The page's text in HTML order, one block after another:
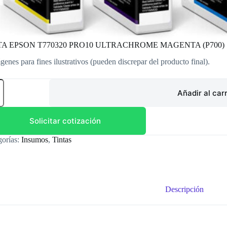
EPSON T770320 PRO10 ULTRACHROME MAGENTA (P700)
para fines ilustrativos (pueden discrepar del producto final).
Añadir al
Solicitar cotización
Insumos, Tintas
Descripción